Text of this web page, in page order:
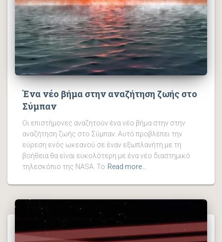
Ένα νέο βήμα στην αναζήτηση ζωής στο
Σύμπαν
Οι επιστήμονες αναζητούν ένα νέο βήμα στην στην
αναζήτηση ζωής στο Σύμπαν. Αυτό προβλέπει την
εύρεση ενός ωκεανού σε έναν εξωπλανήτη με τη
βοήθεια θα είναι ευκολότερη με ένα νέο διαστημικό
τηλεσκόπιο της NASA. Το Read more…